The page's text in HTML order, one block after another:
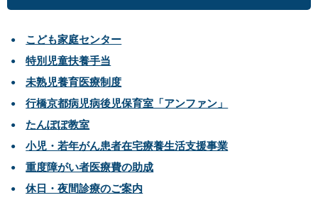
こども家庭センター
特別児童扶養手当
未熟児養育医療制度
行橋京都病児病後児保育室「アンファン」
たんぽぽ教室
小児・若年がん患者在宅療養生活支援事業
重度障がい者医療費の助成
休日・夜間診療のご案内